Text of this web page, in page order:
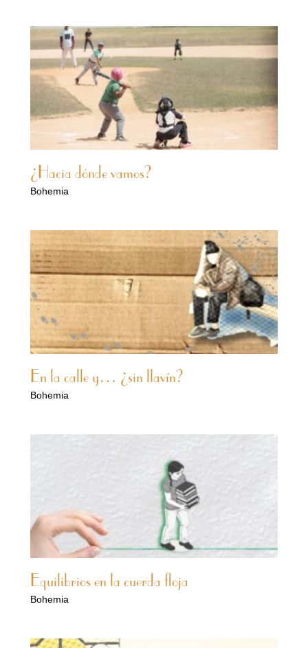
¿Hacia dónde vamos?
Bohemia
En la calle y… ¿sin llavín?
Bohemia
Equilibrios en la cuerda floja
Bohemia